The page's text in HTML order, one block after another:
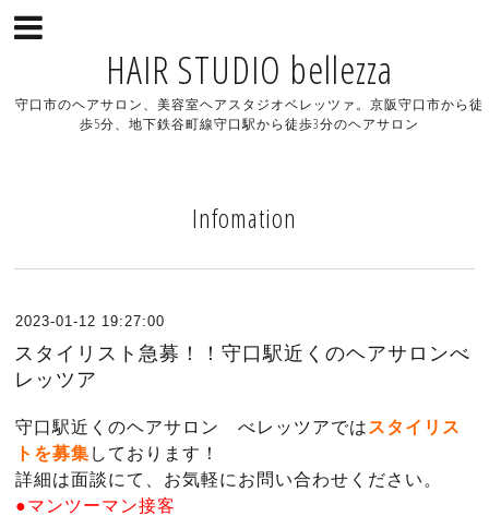
HAIR STUDIO bellezza
守口市のヘアサロン、美容室ヘアスタジオベレッツァ。京阪守口市から徒
歩5分、地下鉄谷町線守口駅から徒歩3分のヘアサロン
Infomation
2023-01-12 19:27:00
スタイリスト急募！！守口駅近くのヘアサロンべ
レッツア
守口駅近くのヘアサロン べレッツアでは スタイリス
トを募集 しております！
詳細は面談にて、お気軽にお問い合わせください。
●マンツーマン接客